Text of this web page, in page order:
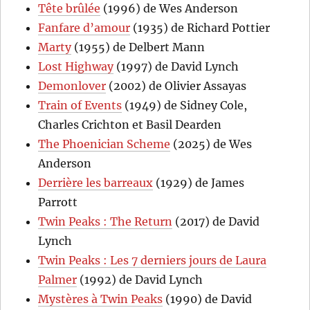
Tête brûlée (1996) de Wes Anderson
Fanfare d’amour (1935) de Richard Pottier
Marty(1955) de Delbert Mann
Lost Highway(1997) de David Lynch
Demonlover (2002) de Olivier Assayas
Train of Events (1949) de Sidney Cole,
Charles Crichton et Basil Dearden
The Phoenician Scheme (2025) de Wes
Anderson
Derrière les barreaux (1929) de James
Parrott
Twin Peaks : The Return (2017) de David
Lynch
Twin Peaks : Les 7 derniers jours de Laura
Palmer (1992) de David Lynch
Mystères à Twin Peaks (1990) de David